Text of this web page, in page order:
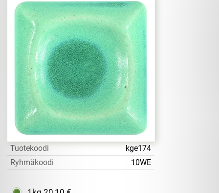
Tuotekoodi
kge174
Ryhmäkoodi
10WE